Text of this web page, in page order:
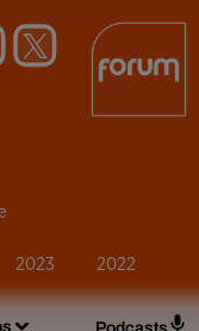
2023 2022